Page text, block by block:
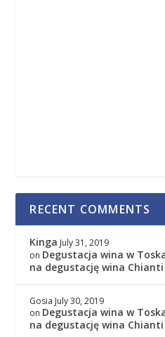
RECENT COMMENTS
Kinga July 31, 2019
on Degustacja wina w
na degustację wina Chianti
Gosia July 30, 2019
on Degustacja wina w
na degustację wina Chianti